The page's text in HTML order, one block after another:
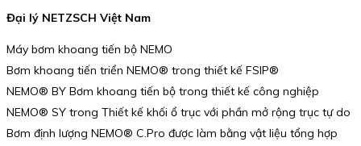
Đại lý NETZSCH Việt Nam
Máy bơm khoang tiến bộ NEMO
Bơm khoang tiến triển NEMO® trong thiết kế FSIP®
NEMO® BY Bơm khoang tiến bộ trong thiết kế công nghiệp
NEMO® SY trong Thiết kế khối ổ trục với phần mở rộng trục tự do
Bơm định lượng NEMO® C.Pro được làm bằng vật liệu tổng hợp